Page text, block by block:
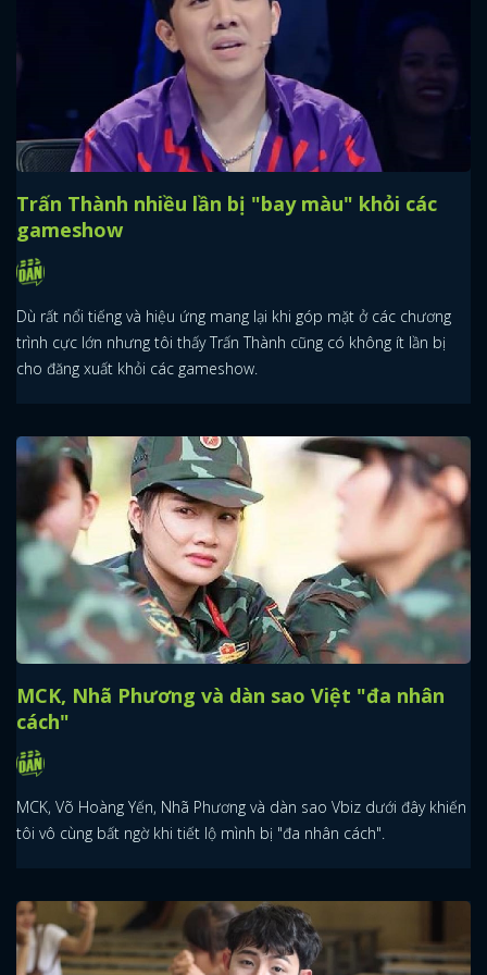
Trấn Thành nhiều lần bị "bay màu" khỏi các
gameshow
Dù rất nổi tiếng và hiệu ứng mang lại khi góp mặt ở các chương
trình cực lớn nhưng tôi thấy Trấn Thành cũng có không ít lần bị
cho đăng xuất khỏi các gameshow.
MCK, Nhã Phương và dàn sao Việt "đa nhân
cách"
MCK, Võ Hoàng Yến, Nhã Phương và dàn sao Vbiz dưới đây khiến
tôi vô cùng bất ngờ khi tiết lộ mình bị "đa nhân cách".